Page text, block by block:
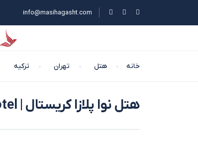
info@masihagasht.com
خانه هتل تهران ترکیه
هتل نوا پلازا کریستال | Nova Plaza Crystal Hotel